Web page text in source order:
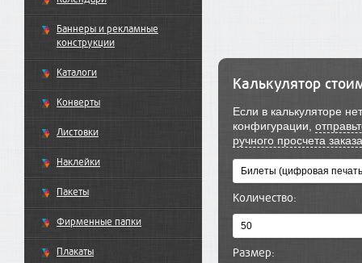
Баннеры и рекламные
конструкции
Каталоги
Конверты
Листовки
Наклейки
Пакеты
Фирменные папки
Плакаты
Калькулятор
Если в калькуляторе
конфигурации,
ручного просчета
Количество:
Размер: